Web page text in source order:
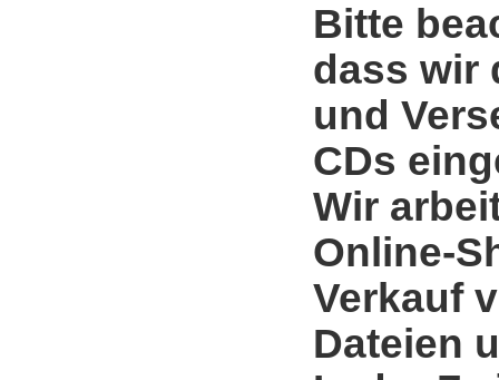
Bitte
dass wir
und
CDs
Wir
Online-
Verkauf
Dateien